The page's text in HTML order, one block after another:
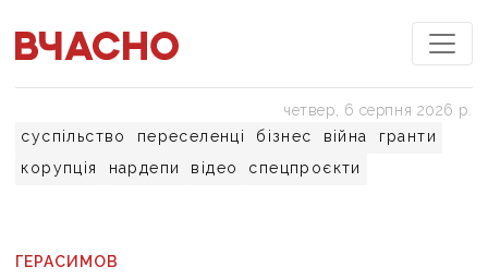
суспільство переселенці бізнес війна
гранти
корупція
нардепи відео спецпроєкти
четвер, 6 серпня 2026 р.
ГЕРАСИМОВ